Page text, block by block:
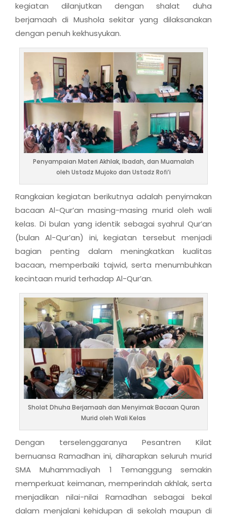
kegiatan dilanjutkan dengan shalat duha
berjamaah di Mushola sekitar yang dilaksanakan
dengan penuh kekhusyukan.
Penyampaian Materi Akhlak, Ibadah, dan Muamalah
oleh Ustadz Mujoko dan Ustadz Rofi’i
Rangkaian kegiatan berikutnya adalah penyimakan
bacaan Al-Qur’an masing-masing murid oleh wali
kelas. Di bulan yang identik sebagai syahrul Qur’an
(bulan Al-Qur’an) ini, kegiatan tersebut menjadi
bagian penting dalam meningkatkan kualitas
bacaan, memperbaiki tajwid, serta menumbuhkan
kecintaan murid terhadap Al-Qur’an.
Sholat Dhuha Berjamaah dan Menyimak Bacaan Quran
Murid oleh Wali Kelas
Dengan terselenggaranya Pesantren Kilat
bernuansa Ramadhan ini, diharapkan seluruh murid
SMA Muhammadiyah 1 Temanggung semakin
memperkuat keimanan, memperindah akhlak, serta
menjadikan nilai-nilai Ramadhan sebagai bekal
dalam menjalani kehidupan di sekolah maupun di